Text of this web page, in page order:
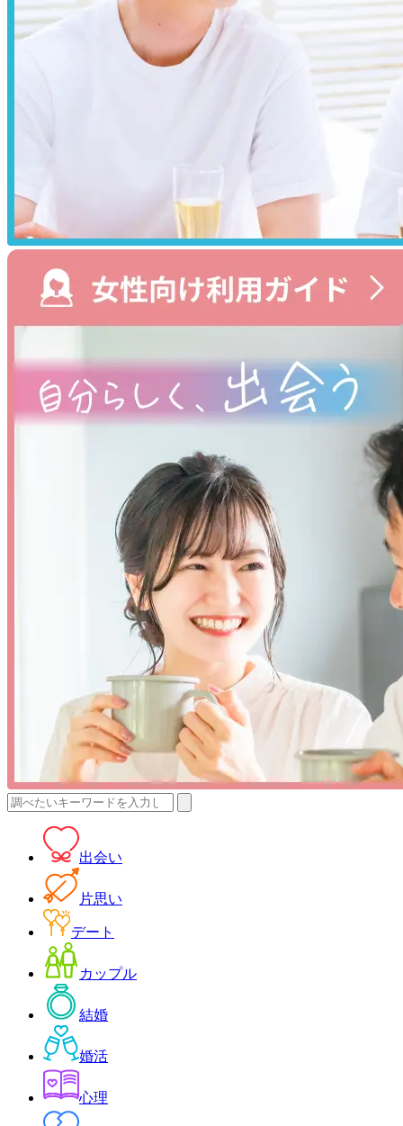
検
出会い
片思い
デート
カップル
結婚
婚活
心理